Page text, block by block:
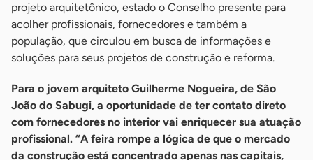
projeto arquitetônico, estado o Conselho presente para
acolher profissionais, fornecedores e também a
população, que circulou em busca de informações e
soluções para seus projetos de construção e reforma.
Para o jovem arquiteto Guilherme Nogueira, de São
João do Sabugi, a oportunidade de ter contato direto
com fornecedores no interior vai enriquecer sua atuação
profissional. “A feira rompe a lógica de que o mercado
da construção está concentrado apenas nas capitais,